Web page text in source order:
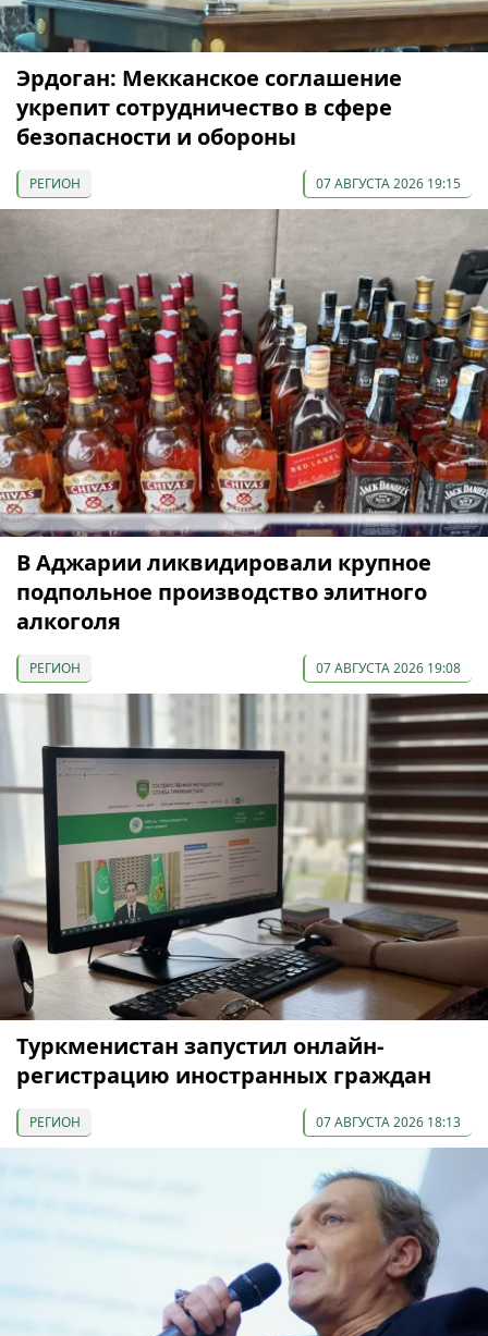
Эрдоган: Мекканское соглашение
укрепит сотрудничество в сфере
безопасности и обороны
РЕГИОН 07 АВГУСТА 2026 19:15
В Аджарии ликвидировали крупное
подпольное производство элитного
алкоголя
РЕГИОН 07 АВГУСТА 2026 19:08
Туркменистан запустил онлайн-
регистрацию иностранных граждан
РЕГИОН 07 АВГУСТА 2026 18:13